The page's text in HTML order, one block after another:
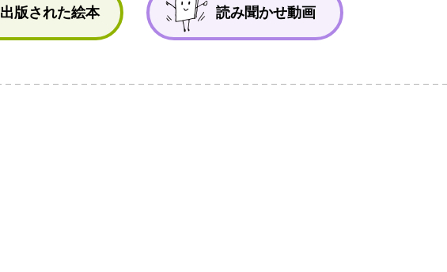
出版された絵本 読み聞かせ動画